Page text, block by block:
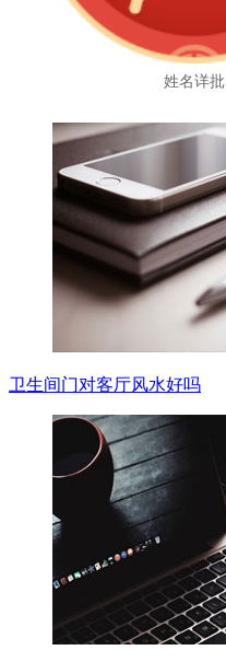
姓名详批
卫生间门对客厅风水好吗